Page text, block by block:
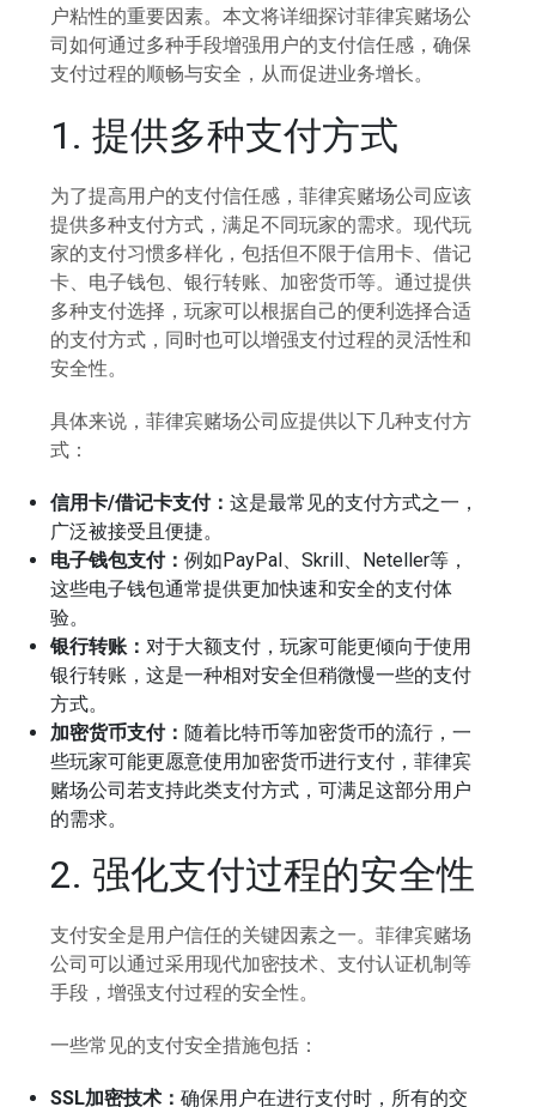
户粘性的重要因素。本文将详细探讨菲律宾赌场公
司如何通过多种手段增强用户的支付信任感，确保
支付过程的顺畅与安全，从而促进业务增长。
1. 提供多种支付方式
为了提高用户的支付信任感，菲律宾赌场公司应该
提供多种支付方式，满足不同玩家的需求。现代玩
家的支付习惯多样化，包括但不限于信用卡、借记
卡、电子钱包、银行转账、加密货币等。通过提供
多种支付选择，玩家可以根据自己的便利选择合适
的支付方式，同时也可以增强支付过程的灵活性和
安全性。
具体来说，菲律宾赌场公司应提供以下几种支付方
式：
信用卡/借记卡支付：这是最常见的支付方式之一，
广泛被接受且便捷。
电子钱包支付：例如PayPal、Skrill、Neteller等，
这些电子钱包通常提供更加快速和安全的支付体
验。
银行转账： 对于大额支付，玩家可能更倾向于使用
银行转账，这是一种相对安全但稍微慢一些的支付
方式。
加密货币支付：随着比特币等加密货币的流行，一
些玩家可能更愿意使用加密货币进行支付，菲律宾
赌场公司若支持此类支付方式，可满足这部分用户
的需求。
2. 强化支付过程的安全性
支付安全是用户信任的关键因素之一。菲律宾赌场
公司可以通过采用现代加密技术、支付认证机制等
手段，增强支付过程的安全性。
一些常见的支付安全措施包括：
SSL加密技术：确保用户在进行支付时，所有的交